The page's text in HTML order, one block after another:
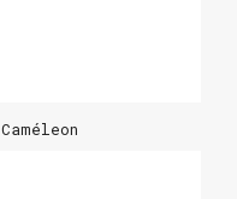
Caméleon